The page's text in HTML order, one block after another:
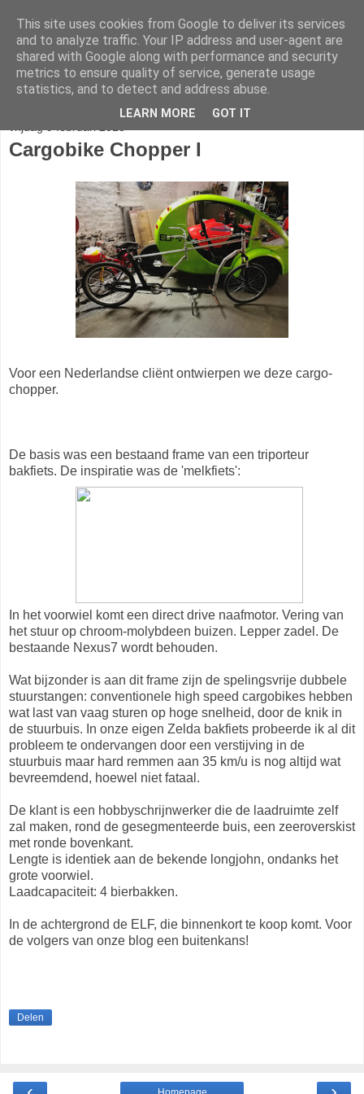
fietser.blog
web: info@fietser.be | shop: +32 468 10 10 13
Cargobike Chopper I
Voor een Nederlandse cliënt ontwierpen we deze cargo-
chopper.
De basis was een bestaand frame van een triporteur
bakfiets. De inspiratie was de 'melkfiets':
In het voorwiel komt een direct drive naafmotor. Vering van
het stuur op chroom-molybdeen buizen. Lepper zadel. De
bestaande Nexus7 wordt behouden.
Wat bijzonder is aan dit frame zijn de spelingsvrije dubbele
stuurstangen: conventionele high speed cargobikes hebben
wat last van vaag sturen op hoge snelheid, door de knik in
de stuurbuis. In onze eigen Zelda bakfiets probeerde ik al dit
probleem te ondervangen door een verstijving in de
stuurbuis maar hard remmen aan 35 km/u is nog altijd wat
bevreemdend, hoewel niet fataal.
De klant is een hobbyschrijnwerker die de laadruimte zelf
zal maken, rond de gesegmenteerde buis, een zeeroverskist
met ronde bovenkant.
Lengte is identiek aan de bekende longjohn, ondanks het
grote voorwiel.
Laadcapaciteit: 4 bierbakken.
In de achtergrond de ELF, die binnenkort te koop komt. Voor
de volgers van onze blog een buitenkans!
Delen
This site uses cookies from Google to deliver its services
and to analyze traffic. Your IP address and user-agent are
shared with Google along with performance and security
metrics to ensure quality of service, generate usage
statistics, and to detect and address abuse.
LEARN MORE GOT IT